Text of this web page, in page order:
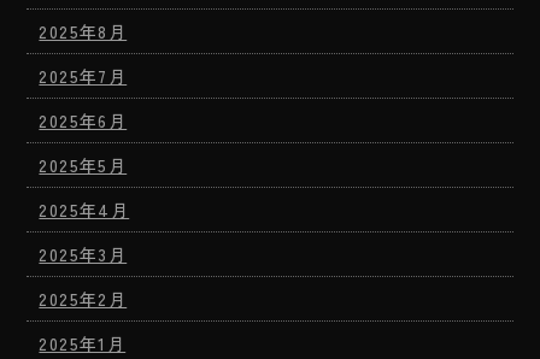
2025年8月
2025年7月
2025年6月
2025年5月
2025年4月
2025年3月
2025年2月
2025年1月